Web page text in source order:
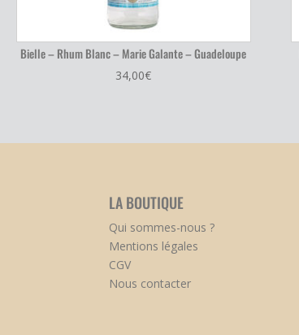
Bielle – Rhum Blanc – Marie Galante – Guadeloupe
34,00€
LA BOUTIQUE
Qui sommes-nous ?
Mentions légales
CGV
Nous contacter